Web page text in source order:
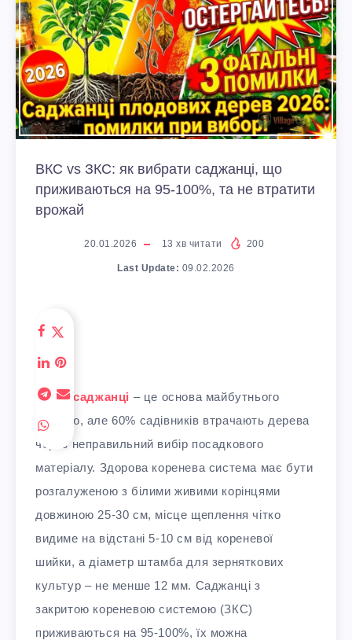
ВКС vs ЗКС: як вибрати саджанці, що
приживаються на 95-100%, та не втратити
врожай
20.01.2026 13 хв читати 200
Last Update: 09.02.2026
Якісні саджанці – це основа майбутнього
врожаю, але 60% садівників втрачають дерева
через неправильний вибір посадкового
матеріалу. Здорова коренева система має бути
розгалуженою з білими живими корінцями
довжиною 25-30 см, місце щеплення чітко
видиме на відстані 5-10 см від кореневої
шийки, а діаметр штамба для зерняткових
культур – не менше 12 мм. Саджанці з
закритою кореневою системою (ЗКС)
приживаються на 95-100%, їх можна